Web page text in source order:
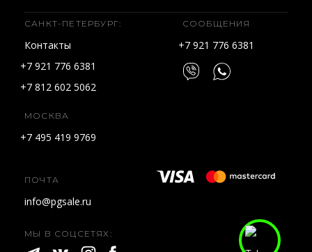
САНКТ-ПЕТЕРБУРГ:
Контакты
+7 921 776 6381
+7 812 602 5062
МОСКВА
+7 495 419 9769
СООБЩЕНИЯ
+7 921 776 6381
ПОЧТА
info@pgsale.ru
МЫ В СОЦСЕТЯХ: